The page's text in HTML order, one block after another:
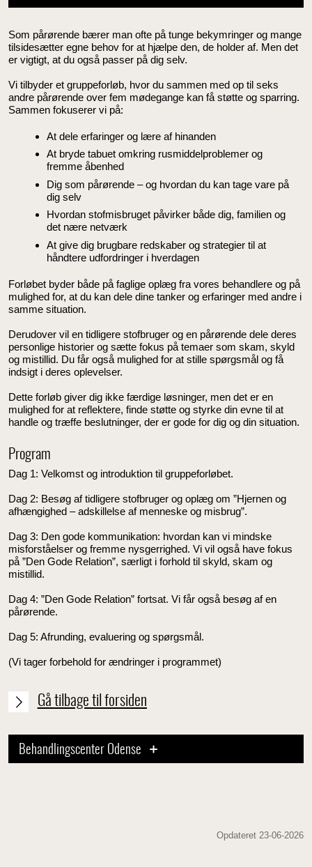
Som pårørende bærer man ofte på tunge bekymringer og mange
tilsidesætter egne behov for at hjælpe den, de holder af. Men det
er vigtigt, at du også passer på dig selv.
Vi tilbyder et gruppeforløb, hvor du sammen med op til seks
andre pårørende over fem mødegange kan få støtte og sparring.
Sammen fokuserer vi på:
At dele erfaringer og lære af hinanden
At bryde tabuet omkring rusmiddelproblemer og
fremme åbenhed
Dig som pårørende – og hvordan du kan tage vare på
dig selv
Hvordan stofmisbruget påvirker både dig, familien og
det nære netværk
At give dig brugbare redskaber og strategier til at
håndtere udfordringer i hverdagen
Forløbet byder både på faglige oplæg fra vores behandlere og på
mulighed for, at du kan dele dine tanker og erfaringer med andre i
samme situation.
Derudover vil en tidligere stofbruger og en pårørende dele deres
personlige historier og sætte fokus på temaer som skam, skyld
og mistillid. Du får også mulighed for at stille spørgsmål og få
indsigt i deres oplevelser.
Dette forløb giver dig ikke færdige løsninger, men det er en
mulighed for at reflektere, finde støtte og styrke din evne til at
handle og træffe beslutninger, der er gode for dig og din situation.
Program
Dag 1: Velkomst og introduktion til gruppeforløbet.
Dag 2: Besøg af tidligere stofbruger og oplæg om ”Hjernen og
afhængighed – adskillelse af menneske og misbrug”.
Dag 3: Den gode kommunikation: hvordan kan vi mindske
misforståelser og fremme nysgerrighed. Vi vil også have fokus
på ”Den Gode Relation”, særligt i forhold til skyld, skam og
mistillid.
Dag 4: ”Den Gode Relation” fortsat. Vi får også besøg af en
pårørende.
Dag 5: Afrunding, evaluering og spørgsmål.
(Vi tager forbehold for ændringer i programmet)
Gå tilbage til forsiden
Behandlingscenter Odense
Opdateret 23-06-2026